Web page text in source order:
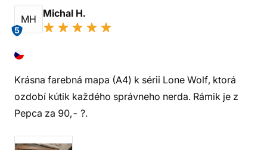
MH
5
Michal H.
Krásna farebná mapa (A4) k sérii Lone Wolf, ktorá
ozdobí kútik každého správneho nerda. Rámik je z
Pepca za 90,- ?.